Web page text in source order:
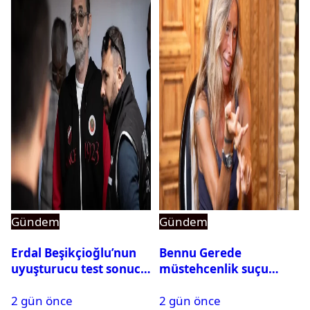
Gündem
Erdal Beşikçioğlu’nun
uyuşturucu test sonucu
2 gün önce
Gündem
Bennu Gerede
müstehcenlik suçu
alındı
2 gün önce